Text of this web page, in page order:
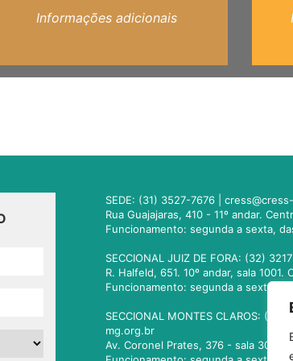
Informações adicionais
SEDE: (31) 3527-7676 |
Rua Guajajaras, 410 - 11º andar.
Funcionamento: segunda a sexta,
SECCIONAL JUIZ DE FORA: (32)
R. Halfeld, 651. 10º andar, sala
Funcionamento: segunda a sexta,
SECCIONAL MONTES CLAROS:
mg.org.br
Av. Coronel Prates, 376 - sala 301.